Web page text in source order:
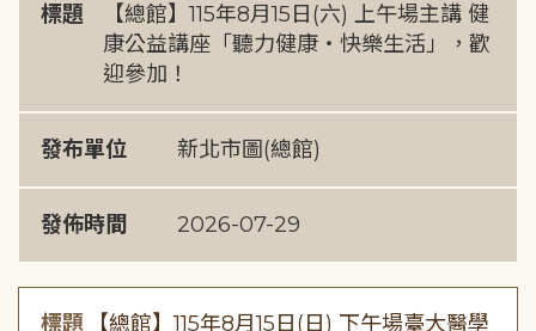
標題
【總館】115年8月15日(六) 上午場主講 健
康公益講座「聽力健康・快樂生活」，歡
迎參加！
發布單位 新北市圖(總館)
發佈時間 2026-07-29
標題
【總館】115年8月15日(日) 下午場臺大醫學